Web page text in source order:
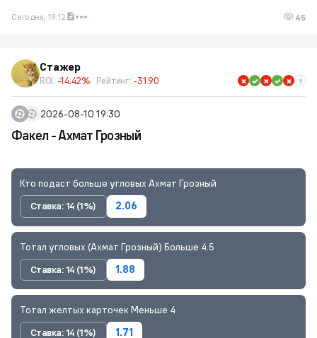
Сегодня, 19:12 45
Стажер
ROI: -14.42% Рейтинг: -31.90
2026-08-10 19:30
Факел - Ахмат Грозный
Кто подаст больше угловых Ахмат Грозный
Ставка: 14 (1%)
2.06
Тотал угловых (Ахмат Грозный) Больше 4.5
Ставка: 14 (1%)
1.88
Тотал желтых карточек Меньше 4
Ставка: 14 (1%)
1.71